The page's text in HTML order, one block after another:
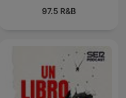
97.5 R&B